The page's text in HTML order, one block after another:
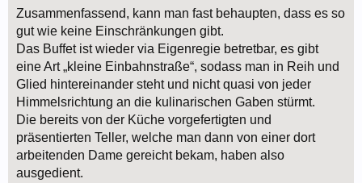
Zusammenfassend, kann man fast behaupten, dass es so
gut wie keine Einschränkungen gibt.
Das Buffet ist wieder via Eigenregie betretbar, es gibt
eine Art „kleine Einbahnstraße“, sodass man in Reih und
Glied hintereinander steht und nicht quasi von jeder
Himmelsrichtung an die kulinarischen Gaben stürmt.
Die bereits von der Küche vorgefertigten und
präsentierten Teller, welche man dann von einer dort
arbeitenden Dame gereicht bekam, haben also
ausgedient.